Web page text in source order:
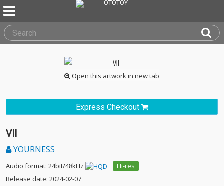
Open this artwork in new tab
Express Checkout
Ⅶ
YOURNESS
Audio format: 24bit/48kHz
Hi-res
Release date: 2024-02-07